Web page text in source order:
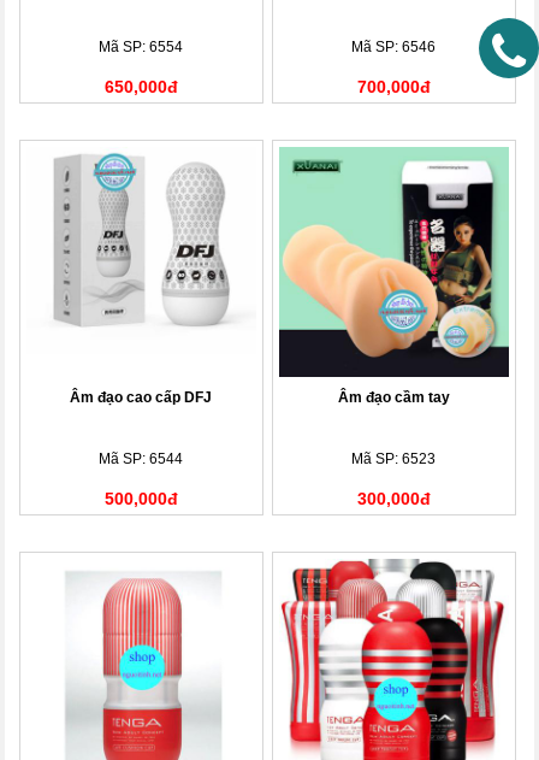
Mã SP: 6554
650,000đ
Mã SP: 6546
700,000đ
Âm đạo cao cấp DFJ
Mã SP: 6544
500,000đ
Âm đạo cầm tay
Mã SP: 6523
300,000đ